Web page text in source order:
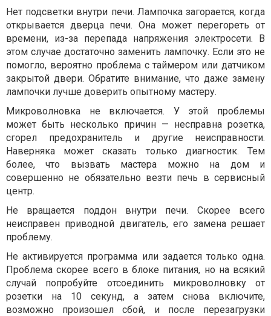
Нет подсветки внутри печи. Лампочка загорается, когда
открывается дверца печи. Она может перегореть от
времени, из-за перепада напряжения электросети. В
этом случае достаточно заменить лампочку. Если это не
помогло, вероятно проблема с таймером или датчиком
закрытой двери. Обратите внимание, что даже замену
лампочки лучше доверить опытному мастеру.
Микроволновка не включается. У этой проблемы
может быть несколько причин — несправна розетка,
сгорел предохранитель и другие неисправности.
Наверняка может сказать только диагностик. Тем
более, что вызвать мастера можно на дом и
совершенно не обязательно везти печь в сервисный
центр.
Не вращается поддон внутри печи. Скорее всего
неисправен приводной двигатель, его замена решает
проблему.
Не активируется программа или задается только одна.
Проблема скорее всего в блоке питания, но на всякий
случай попробуйте отсоединить микроволновку от
розетки на 10 секунд, а затем снова включите,
возможно произошел сбой, и после перезагрузки